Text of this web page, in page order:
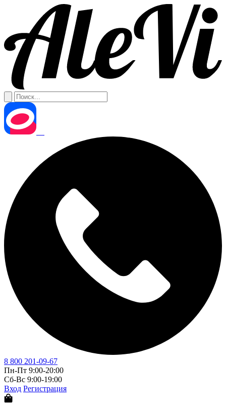
8 800 201-09-67
Пн-Пт 9:00-20:00
Сб-Вс 9:00-19:00
Вход Регистрация